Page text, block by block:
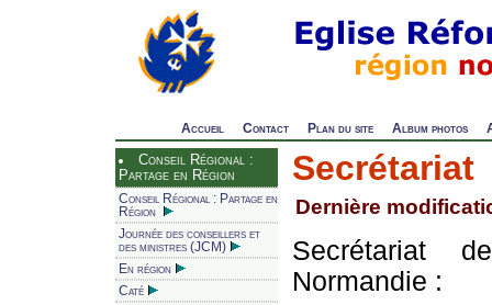
Accueil Contact Plan du site Album photos
Conseil Régional :
Partage en Région
Conseil Régional : Partage en
Région
Journée des conseillers et
des ministres (JCM)
En région
Caté
Secrétariat
Dernière
Secrétariat
Normandie :